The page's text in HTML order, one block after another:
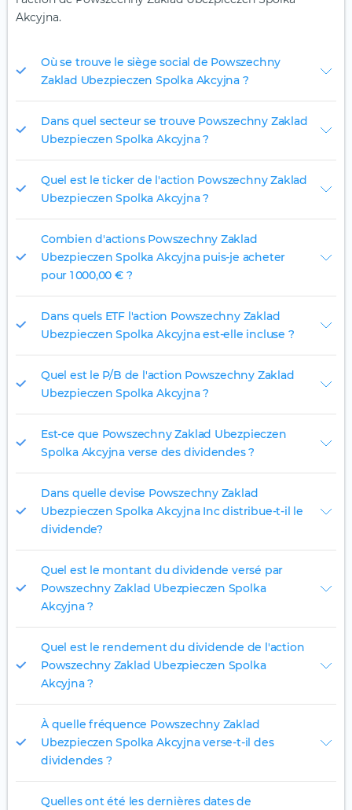
Akcyjna.
Où se trouve le siège social de Powszechny
Zaklad Ubezpieczen Spolka Akcyjna ?
Dans quel secteur se trouve Powszechny Zaklad
Ubezpieczen Spolka Akcyjna ?
Quel est le ticker de l'action Powszechny Zaklad
Ubezpieczen Spolka Akcyjna ?
Combien d'actions Powszechny Zaklad
Ubezpieczen Spolka Akcyjna puis-je acheter
pour 1 000,00 € ?
Dans quels ETF l'action Powszechny Zaklad
Ubezpieczen Spolka Akcyjna est-elle incluse ?
Quel est le P/B de l'action Powszechny Zaklad
Ubezpieczen Spolka Akcyjna ?
Est-ce que Powszechny Zaklad Ubezpieczen
Spolka Akcyjna verse des dividendes ?
Dans quelle devise Powszechny Zaklad
Ubezpieczen Spolka Akcyjna Inc distribue-t-il le
dividende?
Quel est le montant du dividende versé par
Powszechny Zaklad Ubezpieczen Spolka
Akcyjna ?
Quel est le rendement du dividende de l'action
Powszechny Zaklad Ubezpieczen Spolka
Akcyjna ?
À quelle fréquence Powszechny Zaklad
Ubezpieczen Spolka Akcyjna verse-t-il des
dividendes ?
Quelles ont été les dernières dates de